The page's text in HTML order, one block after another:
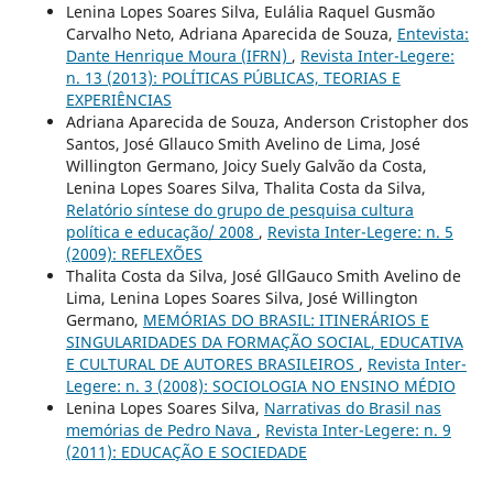
Lenina Lopes Soares Silva, Eulália Raquel Gusmão
Carvalho Neto, Adriana Aparecida de Souza, Entevista:
Dante Henrique Moura (IFRN) , Revista Inter-Legere:
n. 13 (2013): POLÍTICAS PÚBLICAS, TEORIAS E
EXPERIÊNCIAS
Adriana Aparecida de Souza, Anderson Cristopher dos
Santos, José Gllauco Smith Avelino de Lima, José
Willington Germano, Joicy Suely Galvão da Costa,
Lenina Lopes Soares Silva, Thalita Costa da Silva,
Relatório síntese do grupo de pesquisa cultura
política e educação/ 2008 , Revista Inter-Legere: n. 5
(2009): REFLEXÕES
Thalita Costa da Silva, José GllGauco Smith Avelino de
Lima, Lenina Lopes Soares Silva, José Willington
Germano, MEMÓRIAS DO BRASIL: ITINERÁRIOS E
SINGULARIDADES DA FORMAÇÃO SOCIAL, EDUCATIVA
E CULTURAL DE AUTORES BRASILEIROS , Revista Inter-
Legere: n. 3 (2008): SOCIOLOGIA NO ENSINO MÉDIO
Lenina Lopes Soares Silva, Narrativas do Brasil nas
memórias de Pedro Nava , Revista Inter-Legere: n. 9
(2011): EDUCAÇÃO E SOCIEDADE